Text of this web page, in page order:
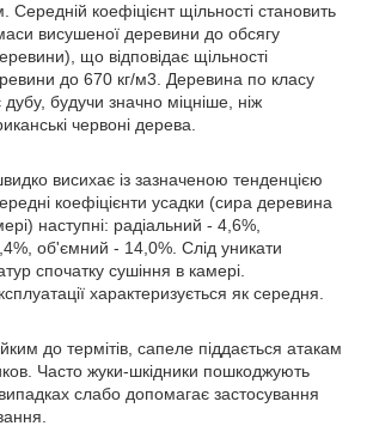
Середній коефіцієнт щільності становить
висушеної деревини до обсягу
що відповідає щільності
до 670 кг/м3. Деревина по класу
дубу, будучи значно міцніше, ніж
червоні дерева.
висихає із зазначеною тенденцією
коефіцієнти усадки (сира деревина
наступні: радіальний - 4,6%,
об'ємний - 14,0%. Слід уникати
спочатку сушіння в камері.
характеризується як середня.
до термітів, сапеле піддається атакам
Часто жуки-шкідники пошкоджують
слабо допомагає застосування